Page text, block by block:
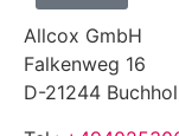
Allcox GmbH
Falkenweg 16
D-21244